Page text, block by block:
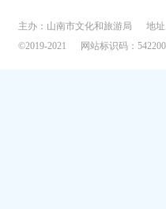
主办：山南市文化和旅游局 地
©2019-2021
网站标识码：